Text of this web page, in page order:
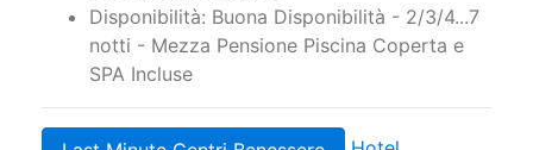
Prezzo: Camera e colazione: 2 notti solo
150 euro a persona €
Disponibilità: Buona Disponibilità - 2/3/4...7
SPA Incluse